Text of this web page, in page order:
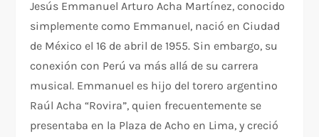
Jesús Emmanuel Arturo Acha Martínez, conocido
simplemente como Emmanuel, nació en Ciudad
de México el 16 de abril de 1955. Sin embargo, su
conexión con Perú va más allá de su carrera
musical. Emmanuel es hijo del torero argentino
Raúl Acha “Rovira”, quien frecuentemente se
presentaba en la Plaza de Acho en Lima, y creció